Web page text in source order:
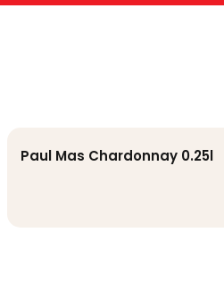
Paul Mas Chardonnay 0.25l